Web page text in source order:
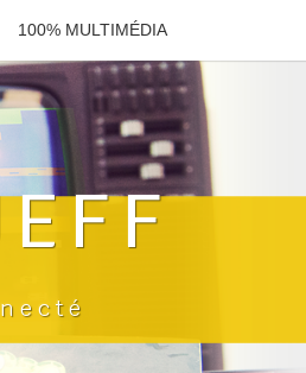
100% MULTIMÉDIA